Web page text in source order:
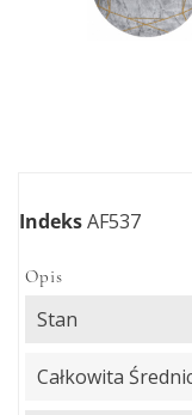
IndeksAF537
Opis
Stan
Całkowita